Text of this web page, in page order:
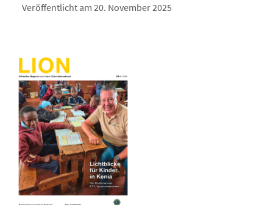
Veröffentlicht am 20. November 2025